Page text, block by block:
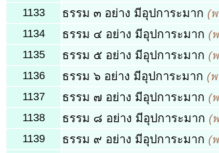
1133
ธรรม ๓ อย่าง มีอุปการะมาก (
1134
ธรรม ๔ อย่าง มีอุปการะมาก (
1135
ธรรม ๕ อย่าง มีอุปการะมาก (
1136
ธรรม ๖ อย่าง มีอุปการะมาก (
1137
ธรรม ๗ อย่าง มีอุปการะมาก (
1138
ธรรม ๘ อย่าง มีอุปการะมาก (
1139
ธรรม ๙ อย่าง มีอุปการะมาก (